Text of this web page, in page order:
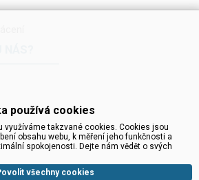
používá cookies
využíváme takzvané cookies. Cookies jsou
obsahu webu, k měření jeho funkčnosti a
spokojenosti. Dejte nám vědět o svých
Povolit všechny cookies